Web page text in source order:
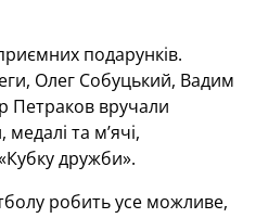
подарунків.
Олег Собуцький, Вадим
Петраков вручали
та м’ячі,
дружби».
робить усе можливе,